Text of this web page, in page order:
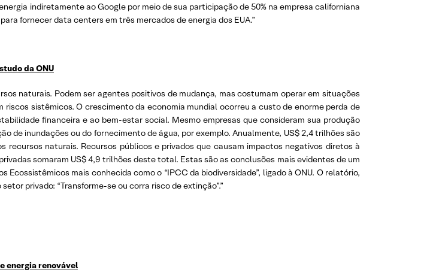
indiretamente ao Google por meio de sua participação de 50% na empresa californiana
fornecer data centers em três mercados de energia dos EUA.”
da ONU
naturais. Podem ser agentes positivos de mudança, mas costumam operar em situações
sistêmicos. O crescimento da economia mundial ocorreu a custo de enorme perda de
financeira e ao bem-estar social. Mesmo empresas que consideram sua produção
de inundações ou do fornecimento de água, por exemplo. Anualmente, US$ 2,4 trilhões são
naturais. Recursos públicos e privados que causam impactos negativos diretos à
somaram US$ 4,9 trilhões deste total. Estas são as conclusões mais evidentes de um
mais conhecida como o “IPCC da biodiversidade”, ligado à ONU. O relatório,
privado: “Transforme-se ou corra risco de extinção”.”
energia renovável